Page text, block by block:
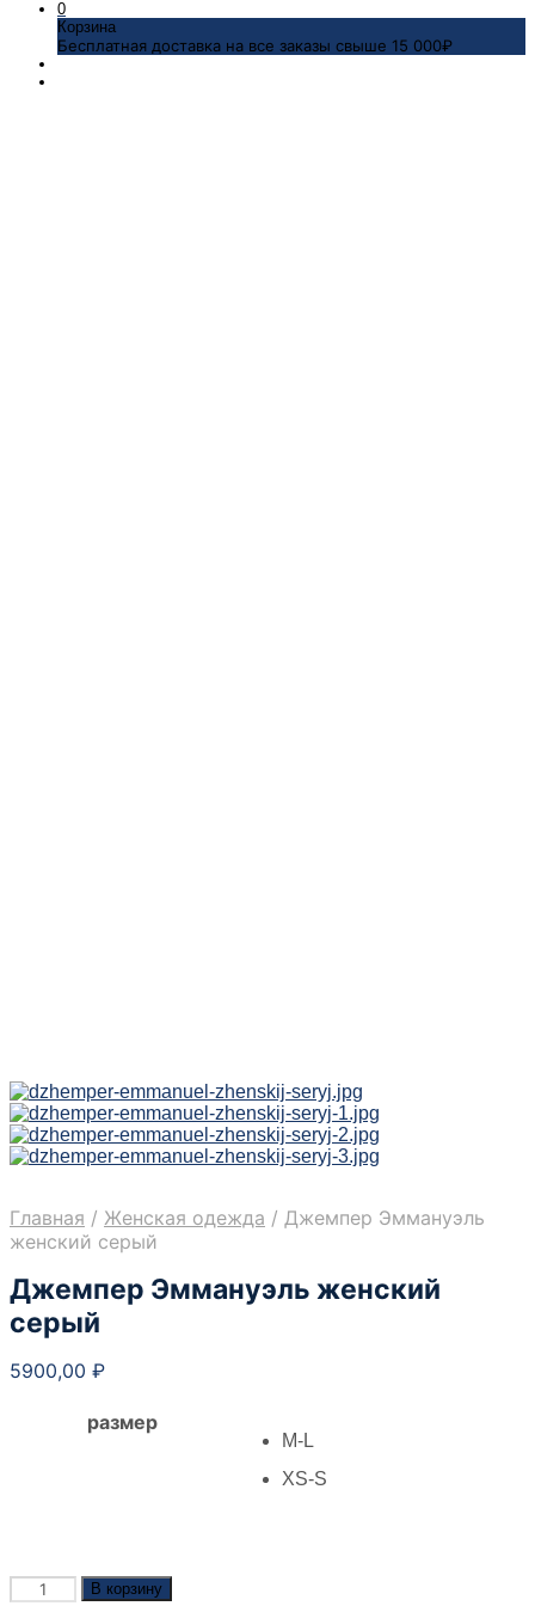
0
Корзина
Бесплатная доставка на все заказы свыше 15 000₽
Главная / Женская одежда / Джемпер Эммануэль
женский серый
Джемпер Эммануэль женский
серый
5900,00 ₽
размер
M-L
XS-S
КоличествоВ корзину